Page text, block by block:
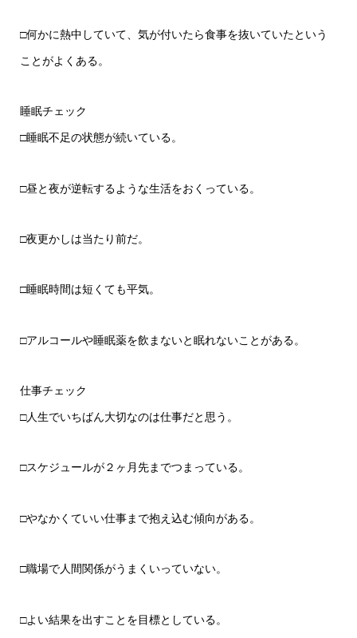
□何かに熱中していて、気が付いたら食事を抜いていたという
ことがよくある。
睡眠チェック
□睡眠不足の状態が続いている。
□昼と夜が逆転するような生活をおくっている。
□夜更かしは当たり前だ。
□睡眠時間は短くても平気。
□アルコールや睡眠薬を飲まないと眠れないことがある。
仕事チェック
□人生でいちばん大切なのは仕事だと思う。
□スケジュールが２ヶ月先までつまっている。
□やなかくていい仕事まで抱え込む傾向がある。
□職場で人間関係がうまくいっていない。
□よい結果を出すことを目標としている。